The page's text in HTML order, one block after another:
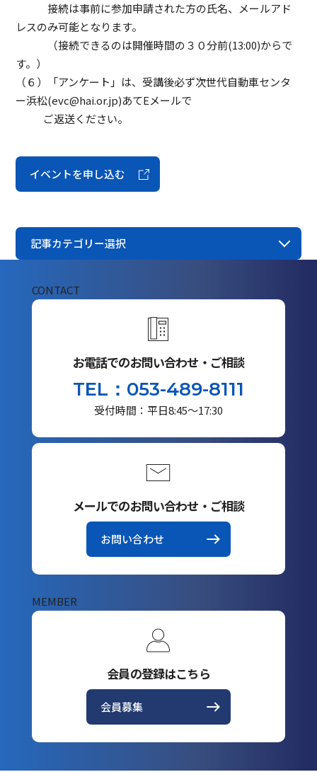
接続は事前に参加申請された方の氏名、メールアド
レスのみ可能となります。
（接続できるのは開催時間の３０分前(13:00)からで
す。）
（６）「アンケート」は、受講後必ず次世代自動車センタ
ー浜松(evc@hai.or.jp)あてEメールで
ご返送ください。
イベントを申し込む
記事カテゴリー選択
CONTACT
お電話でのお問い合わせ・ご相談
TEL：053-489-8111
受付時間：平日8:45～17:30
メールでのお問い合わせ・ご相談
お問い合わせ
MEMBER
会員の登録はこちら
会員募集